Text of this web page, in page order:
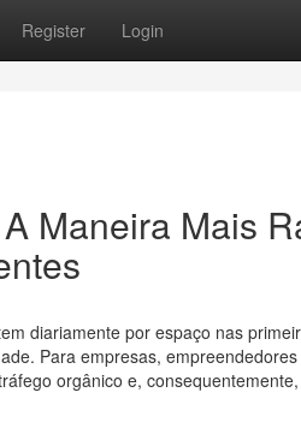
Register Login
Maneira Mais
diariamente por espaço nas
Para empresas,
orgânico e,